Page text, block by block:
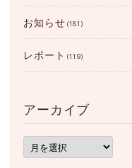
お知らせ (181)
レポート (119)
アーカイブ
ア
ー
カ